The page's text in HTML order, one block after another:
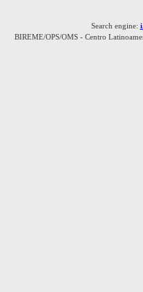
Search engine:
BIREME/OPS/OMS - Centro